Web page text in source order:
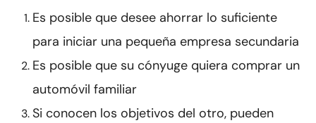
Es posible que desee ahorrar lo suficiente
para iniciar una pequeña empresa secundaria
Es posible que su cónyuge quiera comprar un
automóvil familiar
Si conocen los objetivos del otro, pueden